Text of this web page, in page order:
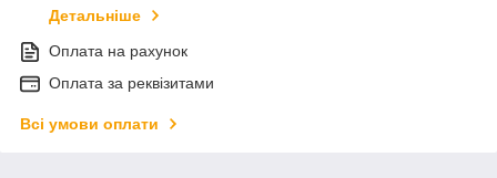
Детальніше
Оплата на рахунок
Оплата за реквізитами
Всі умови оплати